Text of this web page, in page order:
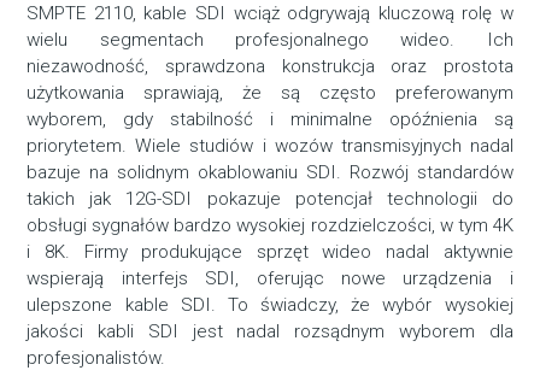
SMPTE 2110, kable SDI wciąż odgrywają kluczową rolę w
wielu segmentach profesjonalnego wideo. Ich
niezawodność, sprawdzona konstrukcja oraz prostota
użytkowania sprawiają, że są często preferowanym
wyborem, gdy stabilność i minimalne opóźnienia są
priorytetem. Wiele studiów i wozów transmisyjnych nadal
bazuje na solidnym okablowaniu SDI. Rozwój standardów
takich jak 12G-SDI pokazuje potencjał technologii do
obsługi sygnałów bardzo wysokiej rozdzielczości, w tym 4K
i 8K. Firmy produkujące sprzęt wideo nadal aktywnie
wspierają interfejs SDI, oferując nowe urządzenia i
ulepszone kable SDI. To świadczy, że wybór wysokiej
jakości kabli SDI jest nadal rozsądnym wyborem dla
profesjonalistów.